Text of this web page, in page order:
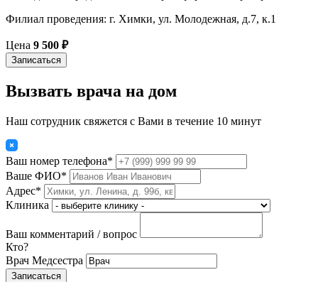
Филиал проведения: г. Химки, ул. Молодежная, д.7, к.1
Цена 9 500 ₽
Записаться
Вызвать врача на дом
Наш сотрудник свяжется с Вами в течение 10 минут
Ваш номер телефона*
Ваше ФИО*
Адрес*
Клиника
Ваш комментарий / вопрос
Кто?
Врач Медсестра
Записаться